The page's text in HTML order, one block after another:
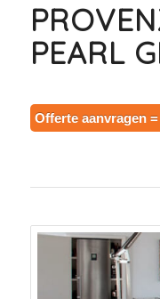
PEARL
Offerte aanvragen